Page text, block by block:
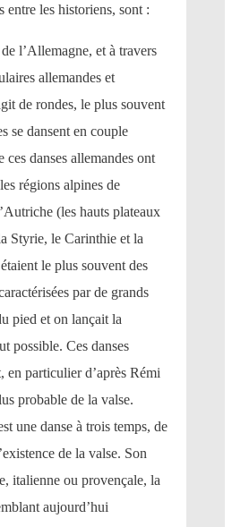
entre les historiens, sont :
l’Allemagne, et à travers
allemandes et
de rondes, le plus souvent
se dansent en couple
ces danses allemandes ont
régions alpines de
(les hauts plateaux
Styrie, le Carinthie et la
le plus souvent des
par de grands
pied et on lançait la
possible. Ces danses
en particulier d’après Rémi
probable de la valse.
une danse à trois temps, de
de la valse. Son
italienne ou provençale, la
aujourd’hui